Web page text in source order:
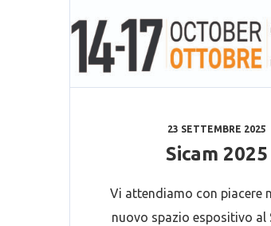
23 SETTEMBRE 2025
Sicam 2025
Vi attendiamo con piacere
nuovo spazio espositivo al